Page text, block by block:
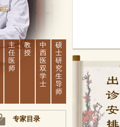
主
任
医
师
教
授
中
西
医
双
学
士
硕
士
研
究
生
导
师
专家目录